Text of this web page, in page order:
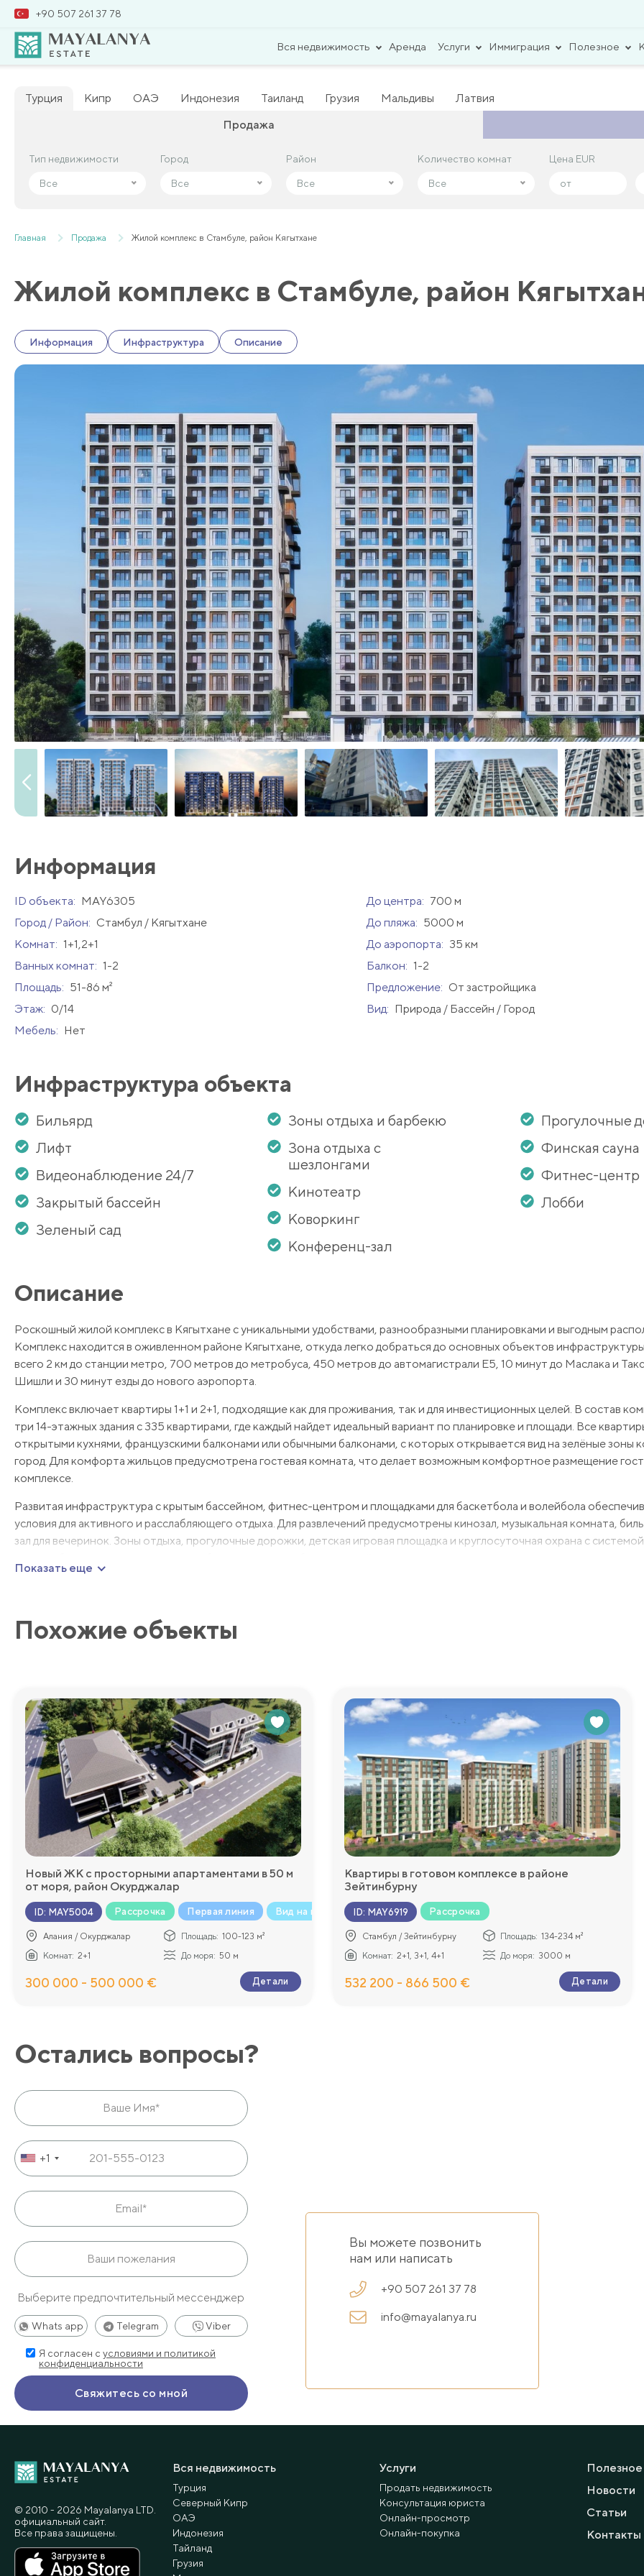
+90 507 261 37 78
Вся недвижимость Аренда Услуги Иммиграция Полезное
Турция Кипр ОАЭ Индонезия Таиланд Грузия Мальдивы
Латвия
Продажа
Тип недвижимости
Все
Город
Все
Район
Все
Количество комнат
Все
Цена EUR
Тип недвижимости
Все
Город
Все
Район
Все
Количество комнат
Все
Цена EUR
Главная Продажа Жилой комплекс в Стамбуле, район Кягытхане
Жилой комплекс в Стамбуле, район
Информация Инфраструктура Описание
Информация
ID объекта: MAY6305 До центра: 700 м
Город / Район: Стамбул / Кягытхане До пляжа: 5000 м
Комнат: 1+1,2+1 До аэропорта: 35 км
Ванных комнат: 1-2 Балкон: 1-2
Площадь: 51-86 м² Предложение: От застройщика
Этаж: 0/14 Вид: Природа / Бассейн / Город
Мебель: Нет
Инфраструктура объекта
Бильярд
Лифт
Видеонаблюдение 24/7
Закрытый бассейн
Зеленый сад
Зоны отдыха и барбекю
Зона отдыха с
шезлонгами
Кинотеатр
Коворкинг
Конференц-зал
Прогулочные
Финская сауна
Фитнес-центр
Лобби
Описание
Роскошный жилой комплекс в Кягытхане с уникальными удобствами, разнообразными планировками и выгодным
Комплекс находится в оживленном районе Кягытхане, откуда легко добраться до основных объектов
всего 2 км до станции метро, 700 метров до метробуса, 450 метров до автомагистрали Е5, 10 минут до Маслака и
Шишли и 30 минут езды до нового аэропорта.
Комплекс включает квартиры 1+1 и 2+1, подходящие как для проживания, так и для инвестиционных целей. В состав
три 14-этажных здания с 335 квартирами, где каждый найдет идеальный вариант по планировке и площади. Все
открытыми кухнями, французскими балконами или обычными балконами, с которых открывается вид на зелёные зоны
город. Для комфорта жильцов предусмотрена гостевая комната, что делает возможным комфортное размещение
комплексе.
Развитая инфраструктура с крытым бассейном, фитнес-центром и площадками для баскетбола и волейбола
условия для активного и расслабляющего отдыха. Для развлечений предусмотрены кинозал, музыкальная комната,
зал для вечеринок. Зоны отдыха, прогулочные дорожки, детская игровая площадка и круглосуточная охрана с системой
Мы будем рады ответить на любые дополнительные вопросы, которые у Вас возникнут и с удовольствием
Показать еще
Похожие объекты
Новый ЖК с просторными апартаментами в 50 м
от моря, район Окурджалар
ID: MAY5004 Рассрочка Первая линия Вид на море
Алания / Окурджалар Площадь: 100-123 м²
Комнат: 2+1 До моря: 50 м
300 000 - 500 000 € Детали
Квартиры в готовом комплексе в районе
Зейтинбурну
ID: MAY6919 Рассрочка
Стамбул / Зейтинбурну Площадь: 134-234 м²
Комнат: 2+1, 3+1, 4+1 До моря: 3000 м
532 200 - 866 500 € Детали
Остались вопросы?
+1
Выберите предпочтительный мессенджер
Whats app Telegram Viber
Я согласен с условиями и политикой
конфиденциальности
Вы можете позвонить
нам или написать
+90 507 261 37 78
info@mayalanya.ru
Вся недвижимость
Турция
Северный Кипр
ОАЭ
Индонезия
Тайланд
Грузия
Услуги
Продать недвижимость
Консультация юриста
Онлайн-просмотр
Онлайн-покупка
Полезное
Новости
Статьи
Контакты
© 2010 - 2026 Мayalanya LTD.
официальный сайт.
Все права защищены.